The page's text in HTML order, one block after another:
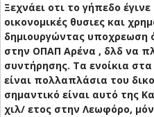
Ξεχνάει οτι το γήπεδο
οικονομικές θυσιες και
δημιουργώντας υποχρεωση
στην ΟΠΑΠ Αρένα , δλδ να
συντήρησης. Τα ενοίκια
είναι πολλαπλάσια του
σημαντικό είναι αυτό της
χιλ/ ετος στην Λεωφόρο,